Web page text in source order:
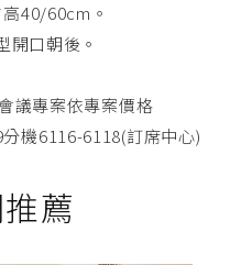
40/60cm。
開口朝後。
議專案依專案價格
機6116-6118(訂席中心)
薦